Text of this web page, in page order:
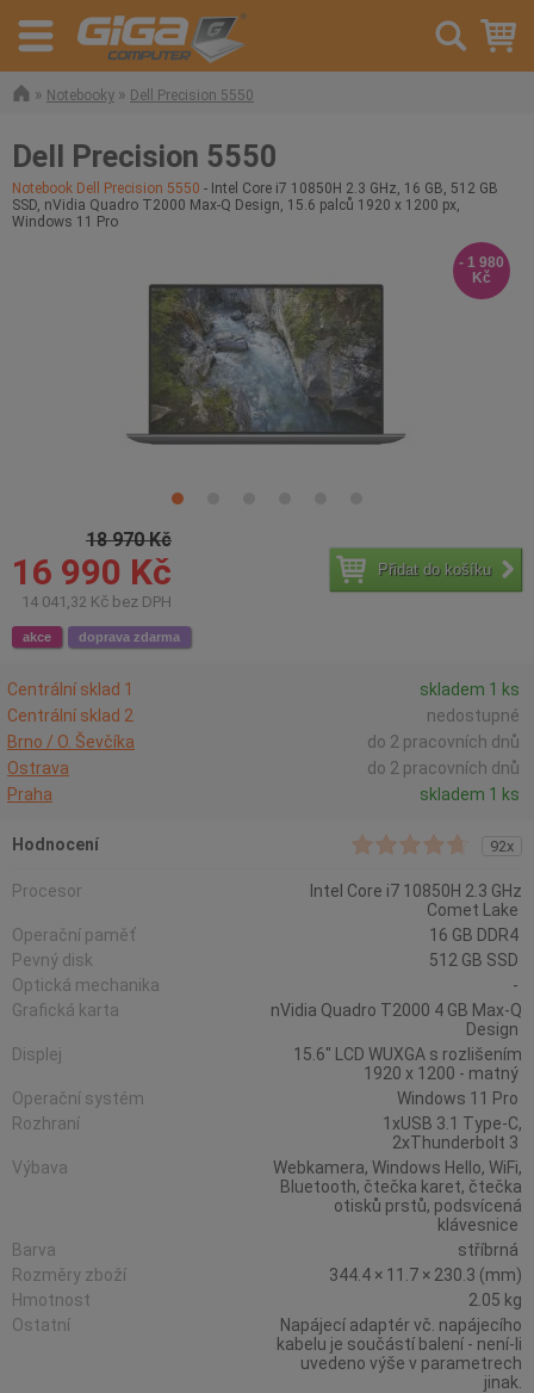
» Notebooky » Dell Precision 5550
Dell Precision 5550
Notebook Dell Precision 5550 - Intel Core i7 10850H 2.3 GHz, 16 GB, 512 GB
SSD, nVidia Quadro T2000 Max-Q Design, 15.6 palců 1920 x 1200 px,
Windows 11 Pro
18 970 Kč
16 990 Kč
14 041,32 Kč bez DPH
Přidat do košíku
akce doprava zdarma
- 1 980
Kč
Centrální sklad 1
skladem 1 ks
Centrální sklad 2
nedostupné
Brno / O. Ševčíka
do 2 pracovních dnů
Ostrava
do 2 pracovních dnů
Praha
skladem 1 ks
Hodnocení 92x
Procesor
Intel Core i7 10850H 2.3 GHz
Comet Lake
Operační paměť
16 GB DDR4
Pevný disk
512 GB SSD
Optická mechanika
-
Grafická karta
nVidia Quadro T2000 4 GB Max-Q
Design
Displej
15.6" LCD WUXGA s rozlišením
1920 x 1200 - matný
Operační systém
Windows 11 Pro
Rozhraní
1xUSB 3.1 Type-C,
2xThunderbolt 3
Výbava
Webkamera, Windows Hello, WiFi,
Bluetooth, čtečka karet, čtečka
otisků prstů, podsvícená
klávesnice
Barva
stříbrná
Rozměry zboží
344.4 × 11.7 × 230.3 (mm)
Hmotnost
2.05 kg
Ostatní
Napájecí adaptér vč. napájecího
kabelu je součástí balení - není-li
uvedeno výše v parametrech
jinak.